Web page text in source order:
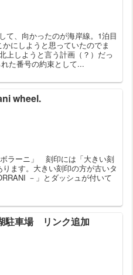
て、向かったのが海岸線。1泊目
にしようと思っていたのでま
上しようと言う計画（？）だっ
た番号の約束として...
wheel.
ラーニ」 刻印には「大きい刻
ます。大きい刻印の方が古いタ
－」とダッシュが付いて
駐車場 リンク追加